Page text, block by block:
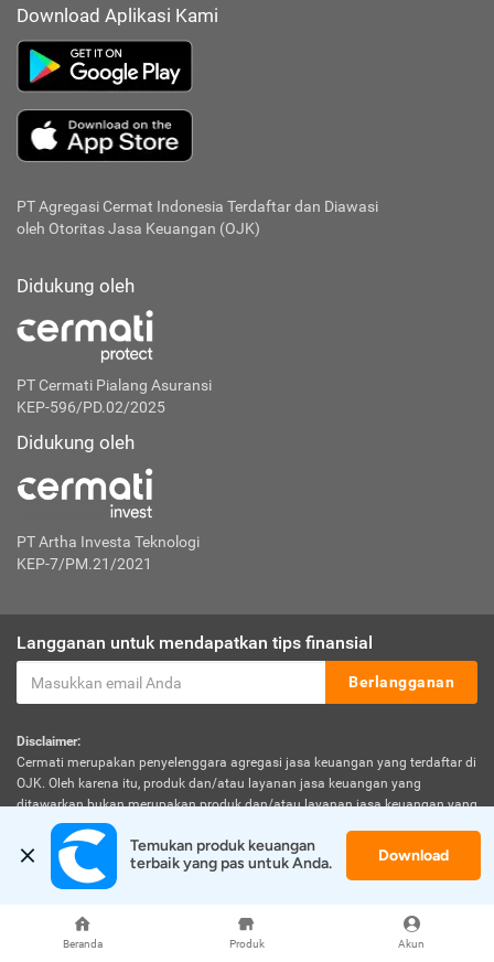
Beranda Produk Akun
Download Aplikasi Kami
PT Agregasi Cermat Indonesia Terdaftar dan Diawasi
oleh Otoritas Jasa Keuangan (OJK)
Didukung oleh
PT Cermati Pialang Asuransi
KEP-596/PD.02/2025
Didukung oleh
PT Artha Investa Teknologi
KEP-7/PM.21/2021
Langganan untuk mendapatkan tips finansial
Berlangganan
Disclaimer:
Cermati merupakan penyelenggara agregasi jasa keuangan yang terdaftar di
OJK. Oleh karena itu, produk dan/atau layanan jasa keuangan yang
ditawarkan bukan merupakan produk dan/atau layanan jasa keuangan yang
diterbitkan oleh Cermati dan Cermati tidak bertanggung jawab atas tuntutan
dan risiko terkait produk dan/atau layanan LJK dan/atau pihak yang
melakukan kegiatan di sektor jasa keuangan.
Temukan produk keuangan
terbaik yang pas untuk Anda.
Download